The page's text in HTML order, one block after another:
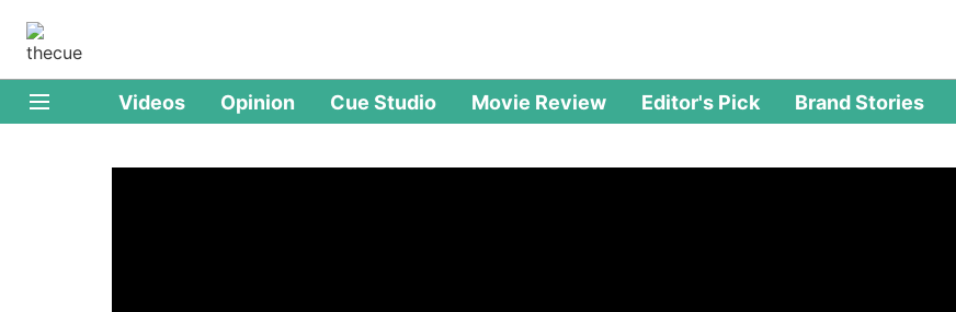
Videos Opinion Cue Studio Movie Review Editor's Pick Brand Stories